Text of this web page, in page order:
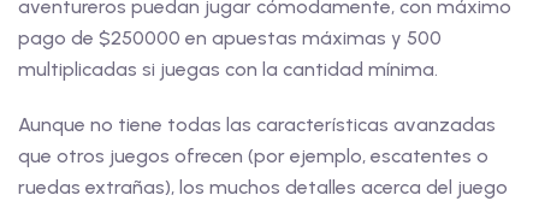
aventureros puedan jugar cómodamente, con máximo
pago de $250000 en apuestas máximas y 500
multiplicadas si juegas con la cantidad mínima.
Aunque no tiene todas las características avanzadas
que otros juegos ofrecen (por ejemplo, escatentes o
ruedas extrañas), los muchos detalles acerca del juego